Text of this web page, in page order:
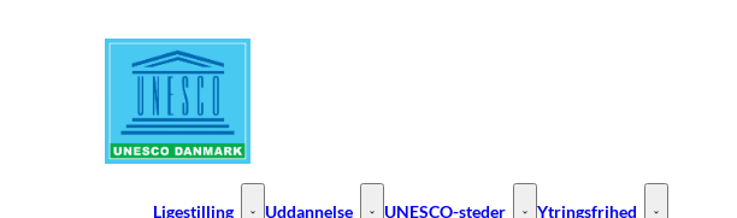
Ligestilling Uddannelse UNESCO-steder Ytringsfrihed